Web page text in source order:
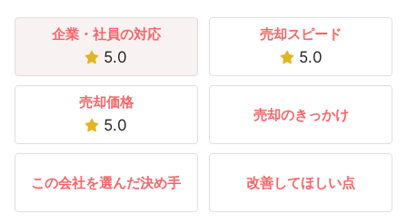
企業・社員の対応
5.0
売却スピード
5.0
売却価格
5.0
売却のきっかけ
この会社を選んだ決め手 改善してほしい点